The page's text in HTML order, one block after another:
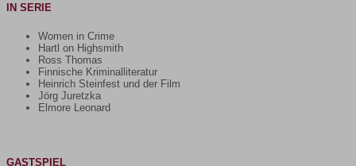
IN SERIE
Women in Crime
Hartl on Highsmith
Ross Thomas
Finnische Kriminalliteratur
Heinrich Steinfest und der Film
Jörg Juretzka
Elmore Leonard
GASTSPIEL